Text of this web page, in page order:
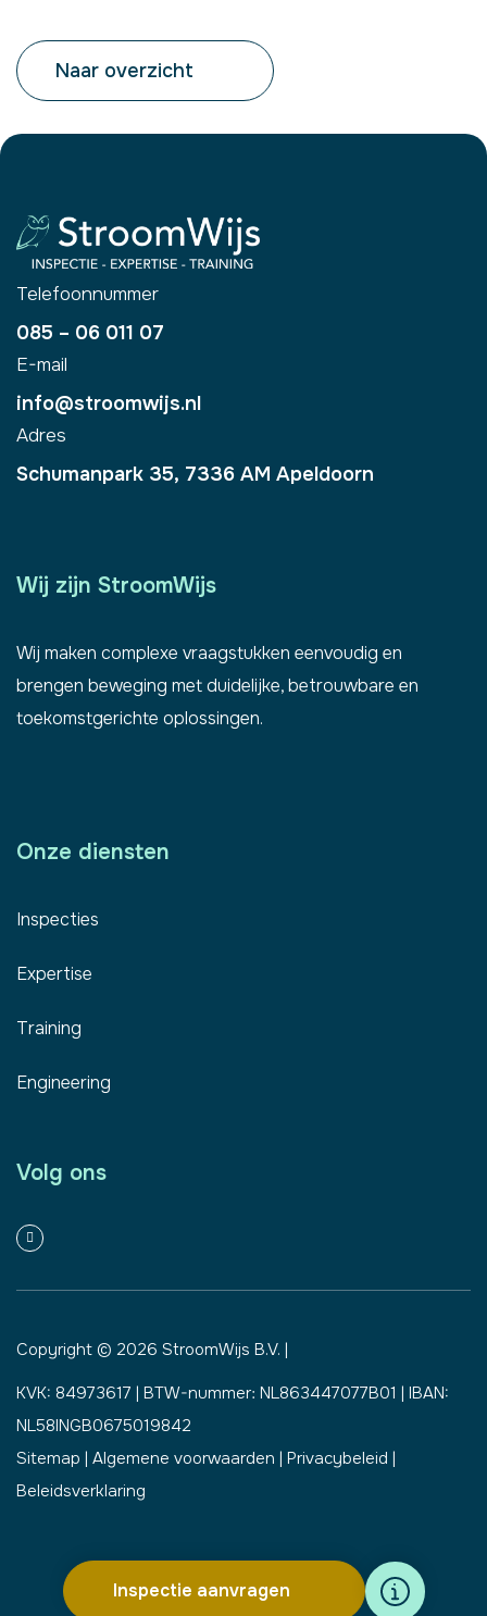
Inspectie aanvragen
Naar overzicht
Telefoonnummer
085 – 06 011 07
E-mail
info@stroomwijs.nl
Adres
​Schumanpark 35, 7336 AM Apeldoorn
Wij zijn StroomWijs
Wij maken complexe vraagstukken eenvoudig en
brengen beweging met duidelijke, betrouwbare en
toekomstgerichte oplossingen.
Onze diensten
Inspecties
Expertise
Training
Engineering
Volg ons
Copyright © 2026 StroomWijs B.V. |
KVK: 84973617 | BTW-nummer: NL863447077B01 | IBAN:
NL58INGB0675019842
Sitemap | Algemene voorwaarden | Privacybeleid |
Beleidsverklaring